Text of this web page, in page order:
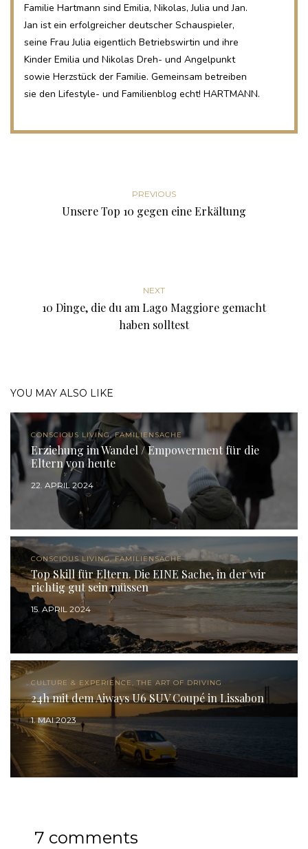
Familie Hartmann sind Emilia, Nikolas, Julia und Jan.
Jan ist ein erfolgreicher deutscher Schauspieler,
seine Frau Julia eigentlich Betriebswirtin und ihre
Kinder Emilia und Nikolas Dreh- und Angelpunkt
sowie Herzstück der Familie. Gemeinsam betreiben
sie den Lifestyle- und Familienblog echt! HARTMANN.
PREVIOUS
Unsere Top 10 gegen eine Erkältung
NEXT
10 Dinge, die du am Lago Maggiore gemacht
haben solltest
YOU MAY ALSO LIKE
CONSCIOUS LIVING, FAMILIENSACHE
Erziehung im Wandel / Empowerment für die
Eltern von heute
22. APRIL 2024
CONSCIOUS LIVING, FAMILIENSACHE
Top Skill für Eltern. Die EINE Sache, in der wir
richtig gut sein müssen
15. APRIL 2024
CULTURE & EXPERIENCE, THE ART OF DRIVING
24h mit dem Aiways U6 SUV Coupé in Lissabon
1. MAI 2023
7 comments